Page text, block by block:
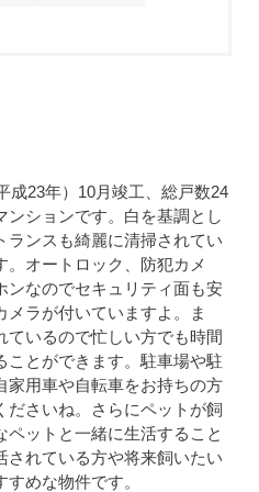
成23年）10月竣工、総戸数24
ンションです。白を基調とし
ランスも綺麗に清掃されてい
オートロック、防犯カメ
ンなのでセキュリティ面も安
ラが付いていますよ。ま
ているので忙しい方でも時間
ことができます。駐車場や駐
家用車や自転車をお持ちの方
ださいね。さらにペットが飼
ットと一緒に生活すること
されている方や将来飼いたい
めな物件です。